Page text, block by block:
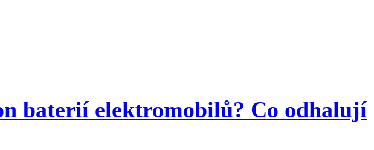
baterií elektromobilů? Co odhalují